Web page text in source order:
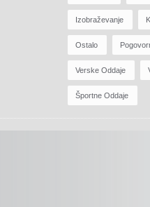
Izobraževanje
Ostalo
Verske Oddaje
Športne Oddaje